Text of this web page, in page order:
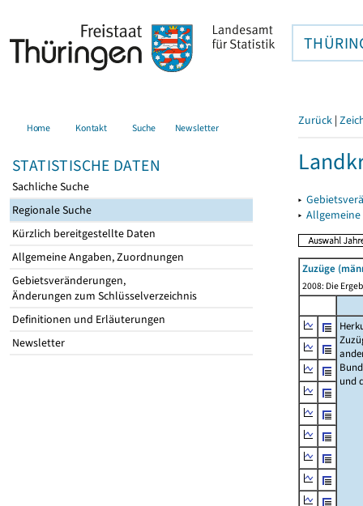
Home Kontakt Suche Newsletter
STATISTISCHE DATEN
Sachliche Suche
Regionale Suche
Kürzlich bereitgestellte Daten
Allgemeine Angaben, Zuordnungen
Gebietsveränderungen,
Änderungen zum Schlüsselverzeichnis
Definitionen und Erläuterungen
Newsletter
Zurück |
▸
▸
Zuzüge
2008: Die
und